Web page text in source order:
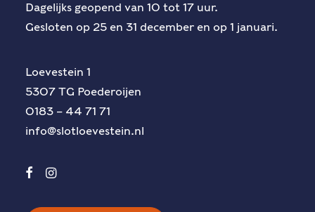
Dagelijks geopend van 10 tot 17 uur.
Gesloten op 25 en 31 december en op 1 januari.
Loevestein 1
5307 TG Poederoijen
0183 – 44 71 71
info@slotloevestein.nl